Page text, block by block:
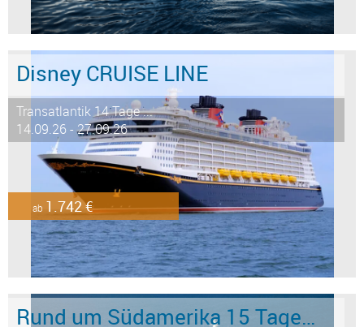
Disney CRUISE LINE
Transatlantik 14 Tage ...
14.09.26 - 27.09.26
ab 1.742 €
Rund um Südamerika 15 Tage ab/an Buenos Aires